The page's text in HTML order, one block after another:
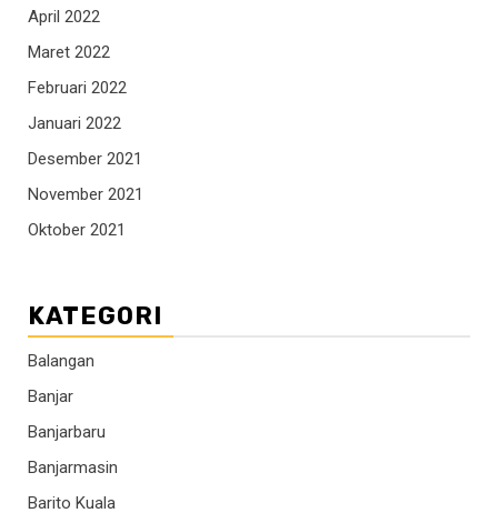
April 2022
Maret 2022
Februari 2022
Januari 2022
Desember 2021
November 2021
Oktober 2021
KATEGORI
Balangan
Banjar
Banjarbaru
Banjarmasin
Barito Kuala